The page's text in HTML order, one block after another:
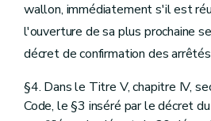
wallon, immédiatement s'il est
l'ouverture de sa plus prochaine
décret de confirmation des arrêtés
§4. Dans le Titre V, chapitre IV,
Code, le §3 inséré par le décret